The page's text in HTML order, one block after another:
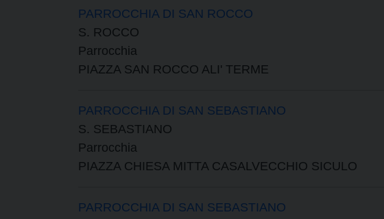
PARROCCHIA DI SAN ROCCO
S. ROCCO
Parrocchia
PIAZZA SAN ROCCO ALI' TERME
PARROCCHIA DI SAN SEBASTIANO
S. SEBASTIANO
Parrocchia
PIAZZA CHIESA MITTA CASALVECCHIO SICULO
PARROCCHIA DI SAN SEBASTIANO